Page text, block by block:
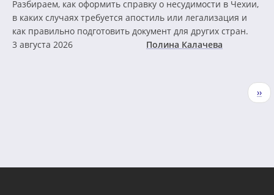
Разбираем, как оформить справку о несудимости в Чехии,
в каких случаях требуется апостиль или легализация и
как правильно подготовить документ для других стран.
3 августа 2026
Полина Калачева
››